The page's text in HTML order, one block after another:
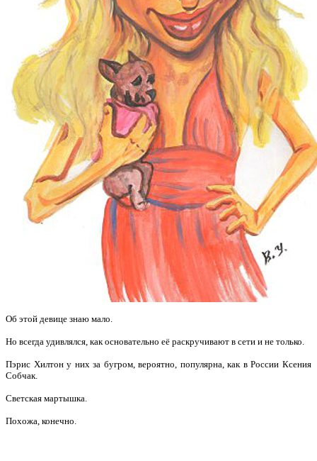
Об этой девице знаю мало.
Но всегда удивлялся, как основательно её раскручивают в сети и не только.
Пэрис Хилтон у них за бугром, вероятно, популярна, как в России Ксения
Собчак.
Светская мартышка.
Похожа, конечно.